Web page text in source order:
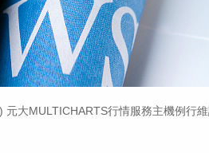
大MULTICHARTS行情服務主機例行